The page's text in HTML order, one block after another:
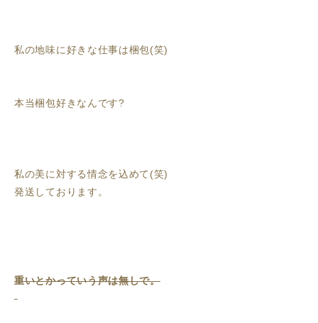
私の地味に好きな仕事は梱包(笑)
本当梱包好きなんです?
私の美に対する情念を込めて(笑)
発送しております。
重いとかっていう声は無しで。